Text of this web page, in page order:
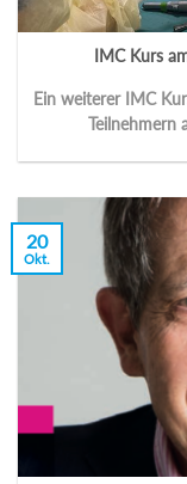
IMC Kurs
Ein weiterer IMC
Teilnehmern
20
Okt.